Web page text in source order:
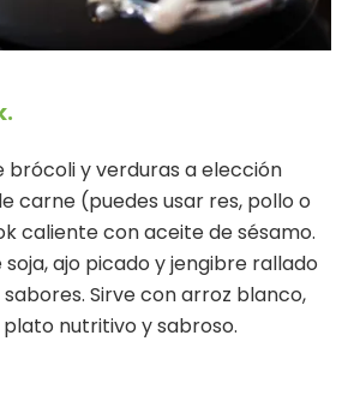
brócoli y verduras a elección
carne (puedes usar res, pollo o
caliente con aceite de sésamo.
ajo picado y jengibre rallado
Sirve con arroz blanco,
nutritivo y sabroso.